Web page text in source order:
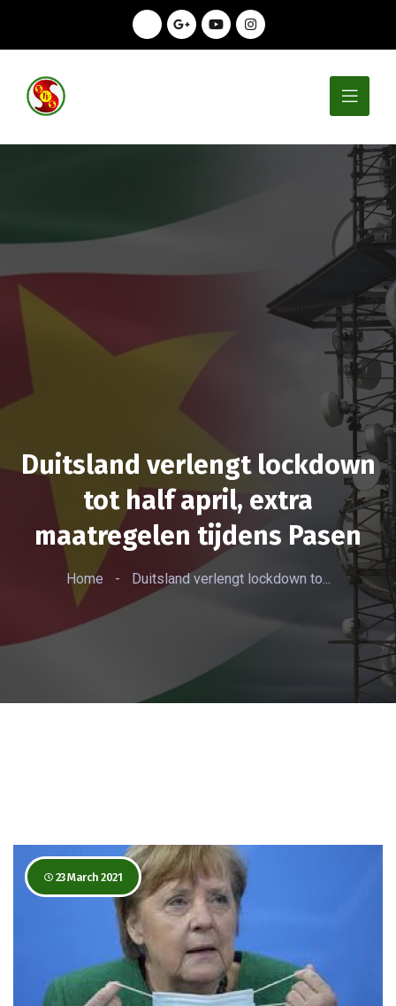
Duitsland verlengt lockdown
tot half april, extra
maatregelen tijdens Pasen
Home - Duitsland verlengt lockdown to...
23 March 2021